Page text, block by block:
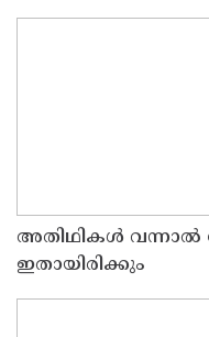
വന്ദേമാതരം
അതിഥികൾ വന്നാൽ
ഇതായിരിക്കും